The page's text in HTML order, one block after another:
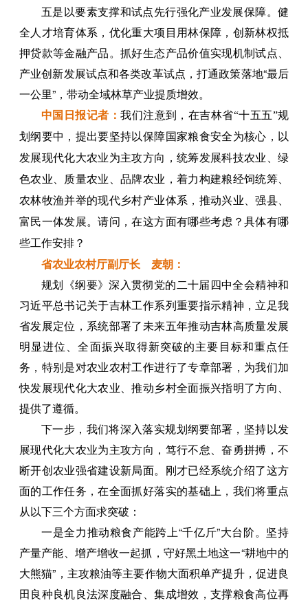
五是以要素支撑和试点先行强化产业发展保障。健
全人才培育体系，优化重大项目用林保障，创新林权抵
押贷款等金融产品。抓好生态产品价值实现机制试点、
产业创新发展试点和各类改革试点，打通政策落地“最后
一公里”，带动全域林草产业提质增效。
中国日报记者 ：我们注意到，在吉林省“十五五”规
划纲要中，提出要坚持以保障国家粮食安全为核心，以
发展现代化大农业为主攻方向，统筹发展科技农业、绿
色农业、质量农业、品牌农业，着力构建粮经饲统筹、
农林牧渔并举的现代乡村产业体系，推动兴业、强县、
富民一体发展。请问，在这方面有哪些考虑？具体有哪
些工作安排？
省农业农村厅副厅长 麦朝：
规划《纲要》深入贯彻党的二十届四中全会精神和
习近平总书记关于吉林工作系列重要指示精神，立足我
省发展定位，系统部署了未来五年推动吉林高质量发展
明显进位、全面振兴取得新突破的主要目标和重点任
务，特别是对农业农村工作进行了专章部署，为我们加
快发展现代化大农业、推动乡村全面振兴指明了方向、
提供了遵循。
下一步，我们将深入落实规划纲要部署，坚持以发
展现代化大农业为主攻方向，笃行不怠、奋勇拼搏，不
断开创农业强省建设新局面。刚才已经系统介绍了这方
面的工作任务，在全面抓好落实的基础上，我们将重点
从以下三个方面求突破：
一是全力推动粮食产能跨上“千亿斤”大台阶。坚持
产量产能、增产增收一起抓，守好黑土地这一“耕地中的
大熊猫”，主攻粮油等主要作物大面积单产提升，促进良
田良种良机良法深度融合、集成增效，支撑粮食高位再